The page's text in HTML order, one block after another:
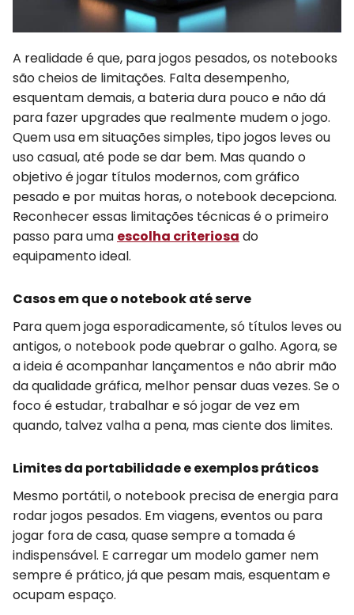
A realidade é que, para jogos pesados, os notebooks
são cheios de limitações. Falta desempenho,
esquentam demais, a bateria dura pouco e não dá
para fazer upgrades que realmente mudem o jogo.
Quem usa em situações simples, tipo jogos leves ou
uso casual, até pode se dar bem. Mas quando o
objetivo é jogar títulos modernos, com gráfico
pesado e por muitas horas, o notebook decepciona.
Reconhecer essas limitações técnicas é o primeiro
passo para uma escolha criteriosa do
equipamento ideal.
Casos em que o notebook até serve
Para quem joga esporadicamente, só títulos leves ou
antigos, o notebook pode quebrar o galho. Agora, se
a ideia é acompanhar lançamentos e não abrir mão
da qualidade gráfica, melhor pensar duas vezes. Se o
foco é estudar, trabalhar e só jogar de vez em
quando, talvez valha a pena, mas ciente dos limites.
Limites da portabilidade e exemplos práticos
Mesmo portátil, o notebook precisa de energia para
rodar jogos pesados. Em viagens, eventos ou para
jogar fora de casa, quase sempre a tomada é
indispensável. E carregar um modelo gamer nem
sempre é prático, já que pesam mais, esquentam e
ocupam espaço.